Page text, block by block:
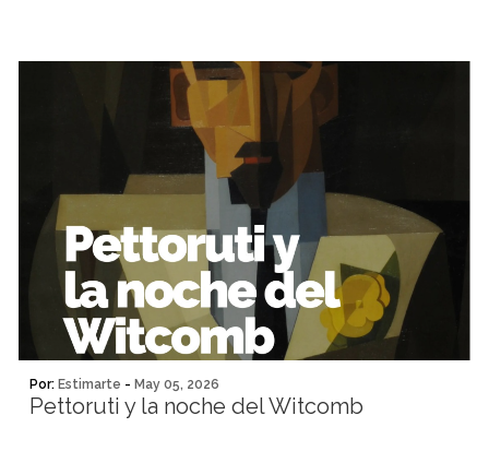
Por: Estimarte - May 05, 2026
Pettoruti y la noche del Witcomb